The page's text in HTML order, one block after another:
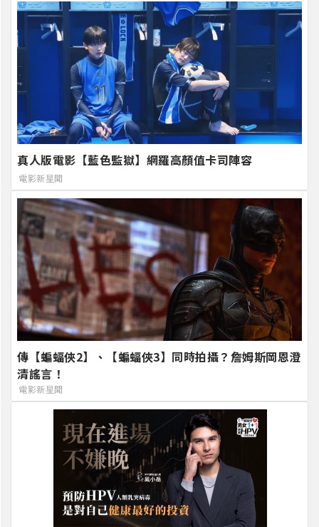
真人版電影【藍色監獄】網羅高顏值卡司陣容
電影新星聞
傳【蝙蝠俠2】、【蝙蝠俠3】同時拍攝？詹姆斯岡恩澄
清謠言！
電影新星聞